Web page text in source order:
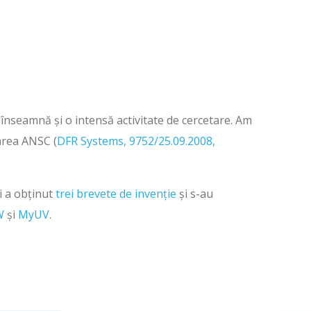
și o intensă activitate de cercetare. Am
ANSC (DFR Systems, 9752/25.09.2008,
a obținuttrei brevete de invenție și s-au
și MyUV.